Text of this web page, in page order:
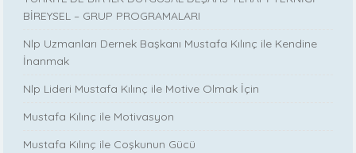
BİREYSEL – GRUP PROGRAMALARI
Nlp Uzmanları Dernek Başkanı Mustafa Kılınç ile Kendine
İnanmak
Nlp Lideri Mustafa Kılınç ile Motive Olmak İçin
Mustafa Kılınç ile Motivasyon
Mustafa Kılınç ile Coşkunun Gücü